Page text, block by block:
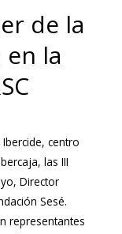
de la
la
centro
las III
Director
Sesé.
representantes